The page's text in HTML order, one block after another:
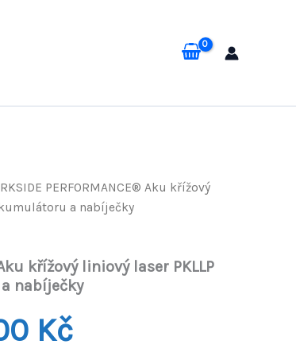
PERFORMANCE® Aku křížový
a nabíječky
křížový liniový laser PKLLP
nabíječky
Kč